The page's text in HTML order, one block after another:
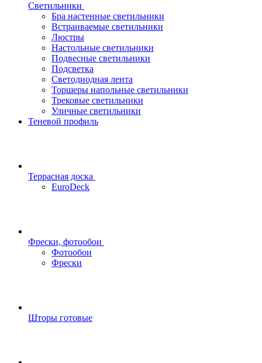
Светильники
Бра настенные светильники
Встраиваемые светильники
Люстры
Настольные светильники
Подвесные светильники
Подсветка
Светодиодная лента
Торшеры напольные светильники
Трековые светильники
Уличные светильники
Теневой профиль
Террасная доска
EuroDeck
Фрески, фотообои
Фотообои
Фрески
Шторы готовые